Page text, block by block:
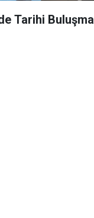
Tarihi Buluşma